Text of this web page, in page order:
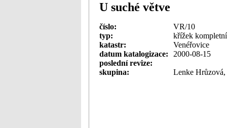
U suché větve
číslo:
VR/10
typ:
křížek kompletní
katastr:
Venéřovice
datum katalogizace:
2000-08-15
poslední revize:
skupina:
Lenke